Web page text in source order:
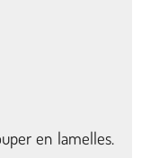
en lamelles.